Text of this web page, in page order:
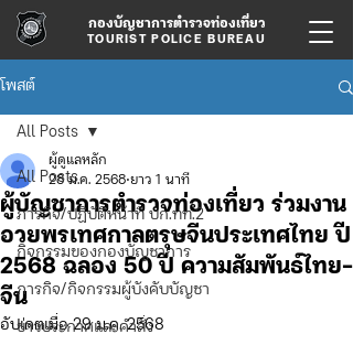
กองบัญชาการตำรวจท่องเที่ยว
TOURIST POLICE BUREAU
โพสต์
All Posts
ภารกิจ/ปฏิบัติหน้าที่ บก.ทท.2
กิจกรรมของกองบัญชาการ
ภารกิจ/กิจกรรมผู้บังคับบัญชา
ข่าวประกาศและคำสั่ง
All Posts
ผู้บัญชาการตำรวจท่องเที่ยว ร่วมงาน
อวยพรเทศกาลตรุษจีนประเทศไทย ปี
2568 ฉลอง 50 ปี ความสัมพันธ์ไทย-
จีน
ผู้ดูแลหลัก
28 ม.ค. 2568 ยาว 1 นาที
อัปเดตเมื่อ29 ม.ค. 2568